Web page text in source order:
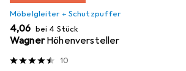
Möbelgleiter + Schutzpuffer
EUR
4,06 bei 4 Stück
Wagner Höhenversteller
10